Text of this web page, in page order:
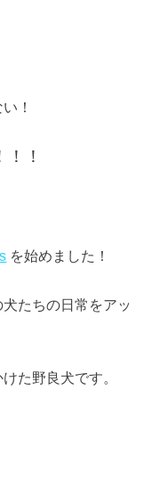
！
！
を始めました！
たちの日常をアッ
た野良犬です。